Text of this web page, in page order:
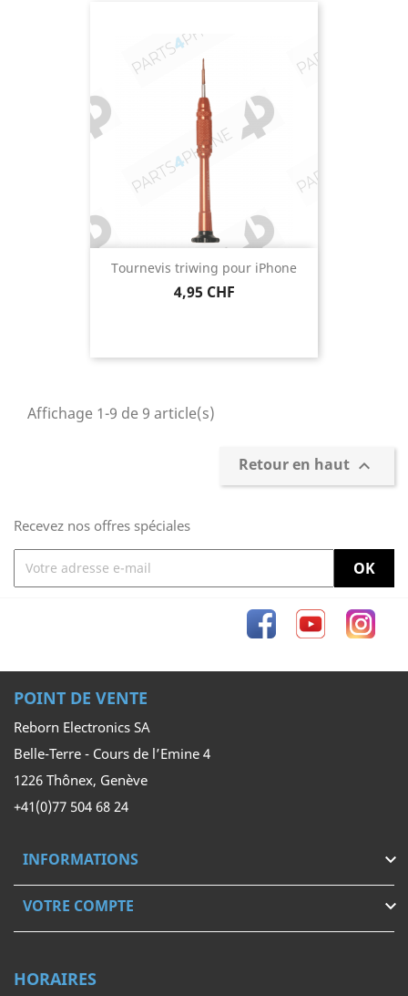
Tournevis triwing pour iPhone
Prix
4,95 CHF
Affichage 1-9 de 9 article(s)
Retour en haut 
Recevez nos offres spéciales
FacebookYouTube
POINT DE VENTE
Reborn Electronics SA
Belle-Terre - Cours de l’Emine 4
1226 Thônex, Genève
+41(0)77 504 68 24
INFORMATIONS 
VOTRE COMPTE 
HORAIRES